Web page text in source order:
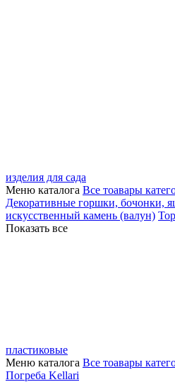
изделия для сада
Меню каталога Все тоавары
Декоративные горшки, бочонки,
искусственный камень (валун)
Показать все
пластиковые
Меню каталога Все тоавары
Погреба Kellari